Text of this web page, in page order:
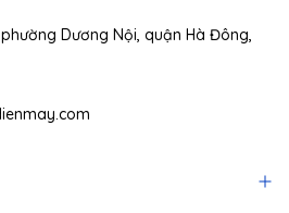
Dương Nội, quận Hà Đông,